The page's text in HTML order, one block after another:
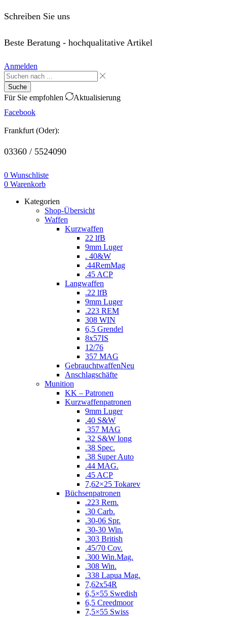
Schreiben Sie uns
Beste Beratung - hochqualitative Artikel
Anmelden
Suche
Für Sie empfohlen
Aktualisierung
Facebook
Frankfurt (Oder):
03360 / 5524090
0 Wunschliste
0 Warenkorb
Kategorien
Shop-Übersicht
Waffen
Kurzwaffen
22 lfB
9mm Luger
. 40&W
.44RemMag
.45 ACP
Langwaffen
.22 lfB
9mm Luger
.223 REM
308 WIN
6,5 Grendel
8x57IS
12/76
357 MAG
GebrauchtwaffenNeu
Anschlagschäfte
Munition
KK – Patronen
Kurzwaffenpatronen
9mm Luger
.40 S&W
.357 MAG
.32 S&W long
.38 Spec.
.38 Super Auto
.44 MAG.
.45 ACP
7,62×25 Tokarev
Büchsenpatronen
.223 Rem.
.30 Carb.
.30-06 Spr.
.30-30 Win.
.303 British
.45/70 Cov.
.300 Win.Mag.
.308 Win.
.338 Lapua Mag.
7,62x54R
6,5×55 Swedish
6,5 Creedmoor
7,5×55 Swiss